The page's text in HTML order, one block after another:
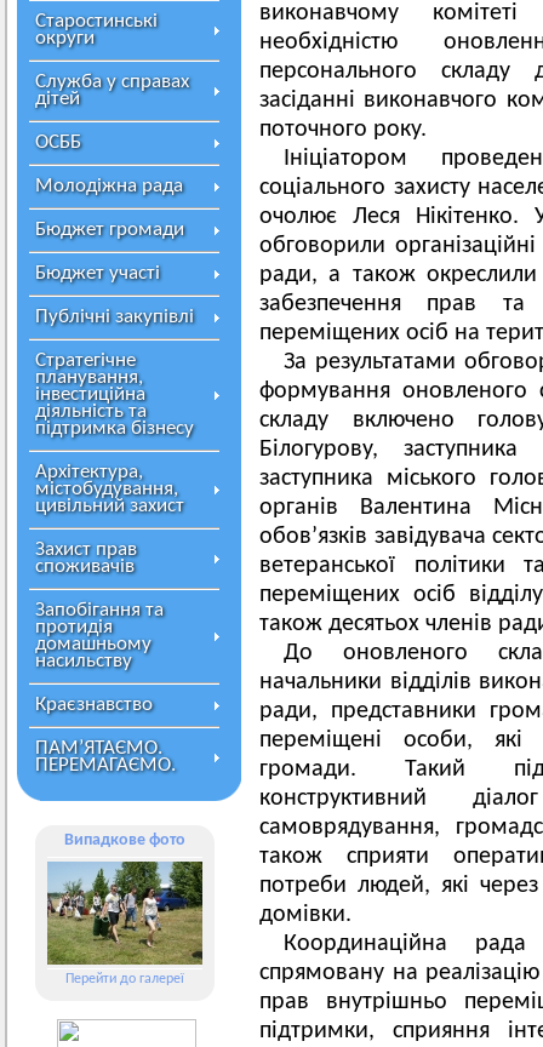
Старостинські
округи
Служба у справах
дітей
ОСББ
Молодіжна рада
Бюджет громади
Бюджет участі
Публічні закупівлі
Стратегічне
планування,
інвестиційна
діяльність та
підтримка бізнесу
Архітектура,
містобудування,
цивільний захист
Захист прав
споживачів
Запобігання та
протидія
домашньому
насильству
Краєзнавство
ПАМ’ЯТАЄМО.
ПЕРЕМАГАЄМО.
Випадкове фото
Перейти до галереї
виконавчому
необхідністю
персонального
засіданні виконавчого
поточного року.
Ініціатором
соціального захисту
очолює Леся Нікітенко.
обговорили
ради, а також
забезпечення прав та
переміщених осіб на
За результатами
формування оновленого
складу включено
Білогурову,
заступника міського
органів Валентина
обов’язків завідувача
ветеранської політики
переміщених осіб
також десятьох членів
До оновленого
начальники відділів
ради, представники
переміщені особи,
громади. Такий
конструктивний
самоврядування,
також сприяти
потреби людей, які
домівки.
Координаційна
спрямовану на
прав внутрішньо
підтримки, сприяння